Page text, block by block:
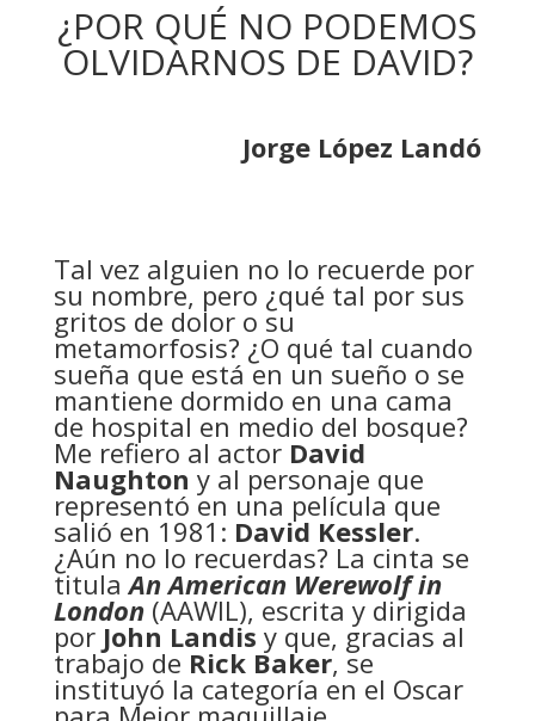
¿POR QUÉ NO PODEMOS
OLVIDARNOS DE DAVID?
Jorge López Landó
Tal vez alguien no lo recuerde por
su nombre, pero ¿qué tal por sus
gritos de dolor o su
metamorfosis? ¿O qué tal cuando
sueña que está en un sueño o se
mantiene dormido en una cama
de hospital en medio del bosque?
Me refiero al actor David
Naughton y al personaje que
representó en una película que
salió en 1981: David Kessler.
¿Aún no lo recuerdas? La cinta se
titulaAn American Werewolf in
London(AAWIL), escrita y dirigida
por John Landis y que, gracias al
trabajo de Rick Baker, se
instituyó la categoría en el Oscar